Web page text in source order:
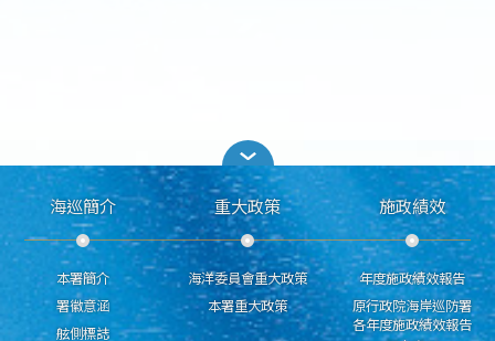
海巡簡介
本署簡介
署徽意涵
舷側標誌
重大政策
海洋委員會重大政策
本署重大政策
施政績效
年度施政績效報告
原行政院海岸巡防署
各年度施政績效報告